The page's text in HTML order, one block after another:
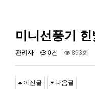
미니선풍기
관리자 0건 893회
이전글 다음글